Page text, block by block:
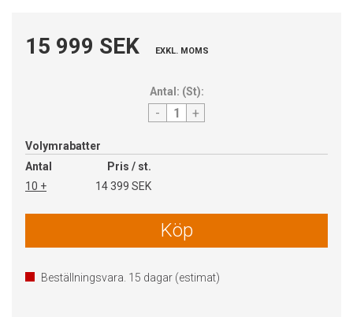
15 999 SEK EXKL. MOMS
Antal: (St):
- +
Volymrabatter
Antal
Pris / st.
10 +
14 399 SEK
Köp
Beställningsvara. 15 dagar (estimat)